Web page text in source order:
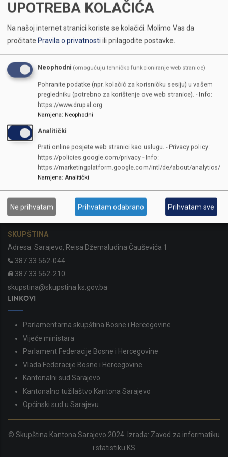
KONTAKTI
SKUPŠTINA
Adresa: Sarajevo, Reisa Džemaludina Čauševića 1
387 33 562-044
387 33 562-210
skupstina@skupstina.ks.gov.ba
LINKOVI
Parlamentarna skupština Bosne i Hercegovine
Vijeće ministara
Parlament Federacije Bosne i Hercegovine
Vlada Federacije Bosne i Hercegovine
Kantonalni sud Sarajevo
Kantonalno tužilaštvo Kantona Sarajevo
Općinski sud u Sarajevu
© Skupština Kantona Sarajevo 2024. Izrada: Zavod za informatiku
i statistiku KS
UPOTREBA KOLAČIĆA
Na našoj internet stranici koriste se kolačići. Molimo Vas da
pročitate Pravila o privatnostiili prilagodite postavke.
Neophodni (omogućuju tehničko funkcioniranje web stranice)
Pohranite podatke (npr. kolačić za korisničku sesiju) u vašem
pregledniku (potrebno za korištenje ove web stranice). - Info:
https://www.drupal.org
Namjena: Neophodni
Analitički
Prati online posjete web stranici kao uslugu. - Privacy policy:
https://policies.google.com/privacy - Info:
https://marketingplatform.google.com/intl/de/about/analytics/
Namjena: Analitički
Ne prihvatam Prihvatam odabrano Prihvatam sve